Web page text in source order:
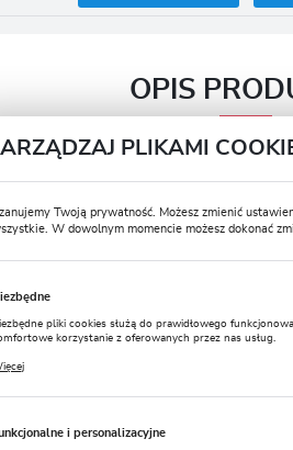
OPIS
Termin kwitnienia
Głębokość sadzenia (cm)
Stanowisko
PLIKAMI
Twoją prywatność. Możesz zmienić
W dowolnym momencie możesz dokonać
pliki cookies służą do prawidłowego
korzystanie z oferowanych przez nas usług.
preferencji prywatności, logowania czy
i personalizacyjne
Polska